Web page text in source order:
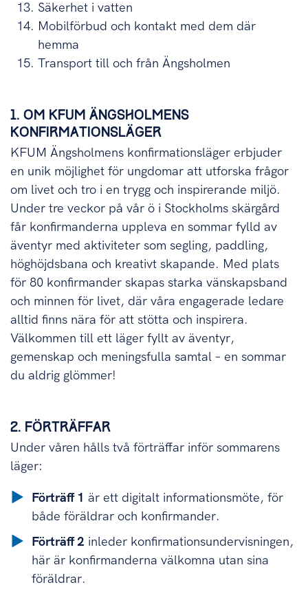
Säkerhet i vatten
Mobilförbud och kontakt med dem där
hemma
Transport till och från Ängsholmen
1. OM KFUM ÄNGSHOLMENS
KONFIRMATIONSLÄGER
KFUM Ängsholmens konfirmationsläger erbjuder
en unik möjlighet för ungdomar att utforska frågor
om livet och tro i en trygg och inspirerande miljö.
Under tre veckor på vår ö i Stockholms skärgård
får konfirmanderna uppleva en sommar fylld av
äventyr med aktiviteter som segling, paddling,
höghöjdsbana och kreativt skapande. Med plats
för 80 konfirmander skapas starka vänskapsband
och minnen för livet, där våra engagerade ledare
alltid finns nära för att stötta och inspirera.
Välkommen till ett läger fyllt av äventyr,
gemenskap och meningsfulla samtal – en sommar
du aldrig glömmer!
2. FÖRTRÄFFAR
Under våren hålls två förträffar inför sommarens
läger:
Förträff 1 är ett digitalt informationsmöte, för
både föräldrar och konfirmander.
Förträff 2 inleder konfirmationsundervisningen,
här är konfirmanderna välkomna utan sina
föräldrar.